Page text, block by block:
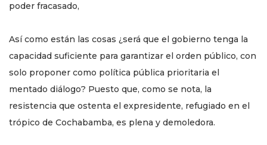
poder fracasado,
Así como están las cosas ¿será que el gobierno tenga la
capacidad suficiente para garantizar el orden público, con
solo proponer como política pública prioritaria el
mentado diálogo? Puesto que, como se nota, la
resistencia que ostenta el expresidente, refugiado en el
trópico de Cochabamba, es plena y demoledora.